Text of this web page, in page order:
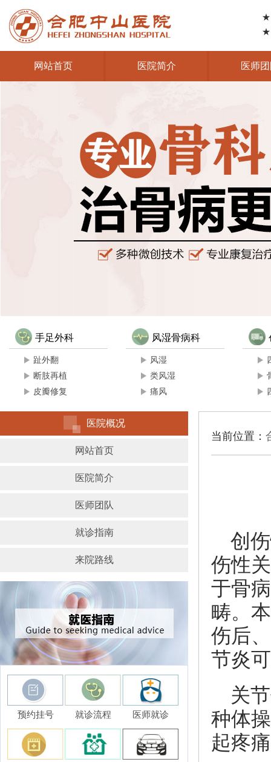
★
★
网站首页 医院简介 医师
手足外科
趾外翻
断肢再植
皮瓣修复
风湿骨病科
风湿
类风湿
痛风
医院概况
网站首页
医院简介
医师团队
就诊指南
来院路线
预约挂号 就诊流程 医师就诊
当前位置：
创
伤性
于骨
畴。
伤后
节炎
关
种体
起疼